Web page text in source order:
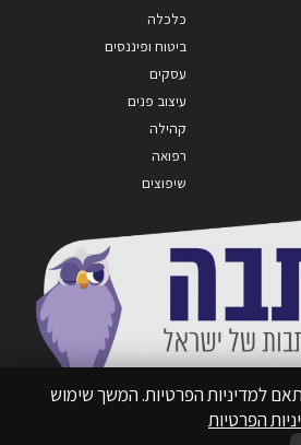
כלכלה
ביטוח ופיננסים
עסקים
עיצוב פנים
קהילה
רפואה
שיפוצים
למדיניות הפרטיות. המשך שימוש
הפרטיות